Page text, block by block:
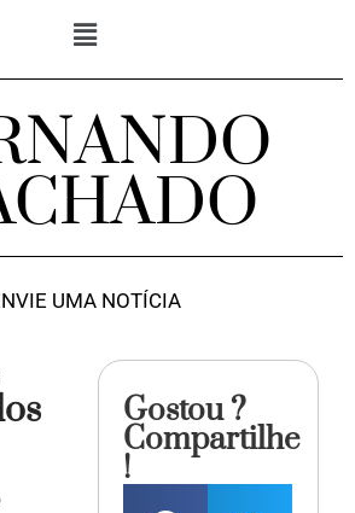
UMA NOTÍCIA
Gostou ?
Compartilhe
!